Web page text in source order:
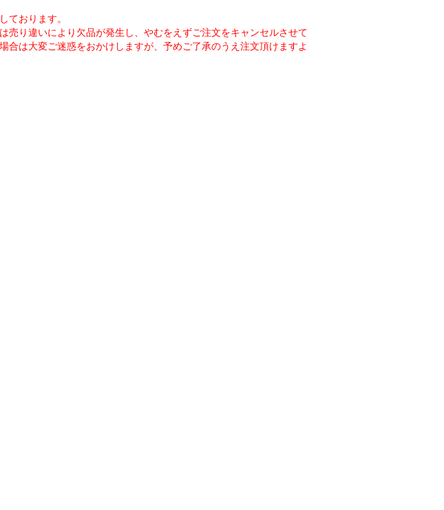
ております。
売り違いにより欠品が発生し、やむをえずご注文をキャンセルさせて
合は大変ご迷惑をおかけしますが、予めご了承のうえ注文頂けますよ